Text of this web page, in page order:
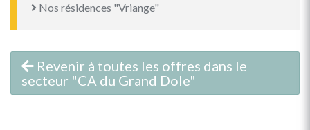
Nos résidences "Vriange"
Revenir à toutes les offres dans le
secteur "CA du Grand Dole"